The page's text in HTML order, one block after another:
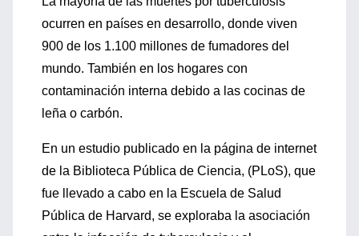
ocurren en países en desarrollo, donde viven
900 de los 1.100 millones de fumadores del
mundo. También en los hogares con
contaminación interna debido a las cocinas de
leña o carbón.
En un estudio publicado en la página de internet
de la Biblioteca Pública de Ciencia, (PLoS), que
fue llevado a cabo en la Escuela de Salud
Pública de Harvard, se exploraba la asociación